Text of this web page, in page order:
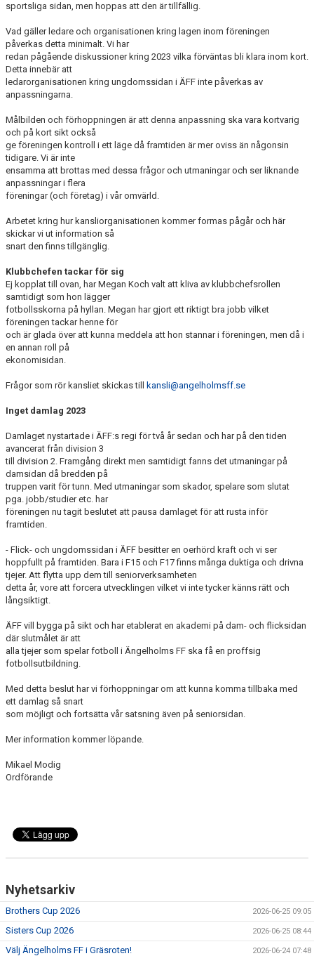
sportsliga sidan, men hoppas att den är tillfällig.
Vad gäller ledare och organisationen kring lagen inom föreningen
påverkas detta minimalt. Vi har
redan pågående diskussioner kring 2023 vilka förväntas bli klara inom kort.
Detta innebär att
ledarorganisationen kring ungdomssidan i ÄFF inte påverkas av
anpassningarna.
Målbilden och förhoppningen är att denna anpassning ska vara kortvarig
och på kort sikt också
ge föreningen kontroll i ett läge då framtiden är mer oviss än någonsin
tidigare. Vi är inte
ensamma att brottas med dessa frågor och utmaningar och ser liknande
anpassningar i flera
föreningar (och företag) i vår omvärld.
Arbetet kring hur kansliorganisationen kommer formas pågår och här
skickar vi ut information så
snart den finns tillgänglig.
Klubbchefen tackar för sig
Ej kopplat till ovan, har Megan Koch valt att kliva av klubbchefsrollen
samtidigt som hon lägger
fotbollsskorna på hyllan. Megan har gjort ett riktigt bra jobb vilket
föreningen tackar henne för
och är glada över att kunna meddela att hon stannar i föreningen, men då i
en annan roll på
ekonomisidan.
Frågor som rör kansliet skickas till kansli@angelholmsff.se
Inget damlag 2023
Damlaget nystartade i ÄFF:s regi för två år sedan och har på den tiden
avancerat från division 3
till division 2. Framgång direkt men samtidigt fanns det utmaningar på
damsidan då bredden på
truppen varit för tunn. Med utmaningar som skador, spelare som slutat
pga. jobb/studier etc. har
föreningen nu tagit beslutet att pausa damlaget för att rusta inför
framtiden.
- Flick- och ungdomssidan i ÄFF besitter en oerhörd kraft och vi ser
hoppfullt på framtiden. Bara i F15 och F17 finns många duktiga och drivna
tjejer. Att flytta upp dem till seniorverksamheten
detta år, vore att forcera utvecklingen vilket vi inte tycker känns rätt och
långsiktigt.
ÄFF vill bygga på sikt och har etablerat en akademi på dam- och flicksidan
där slutmålet är att
alla tjejer som spelar fotboll i Ängelholms FF ska få en proffsig
fotbollsutbildning.
Med detta beslut har vi förhoppningar om att kunna komma tillbaka med
ett damlag så snart
som möjligt och fortsätta vår satsning även på seniorsidan.
Mer information kommer löpande.
Mikael Modig
Ordförande
Nyhetsarkiv
Brothers Cup 2026 2026-06-25 09:05
Sisters Cup 2026 2026-06-25 08:44
Välj Ängelholms FF i Gräsroten! 2026-06-24 07:48